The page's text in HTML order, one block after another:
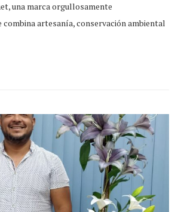
una marca orgullosamente
combina artesanía, conservación ambiental